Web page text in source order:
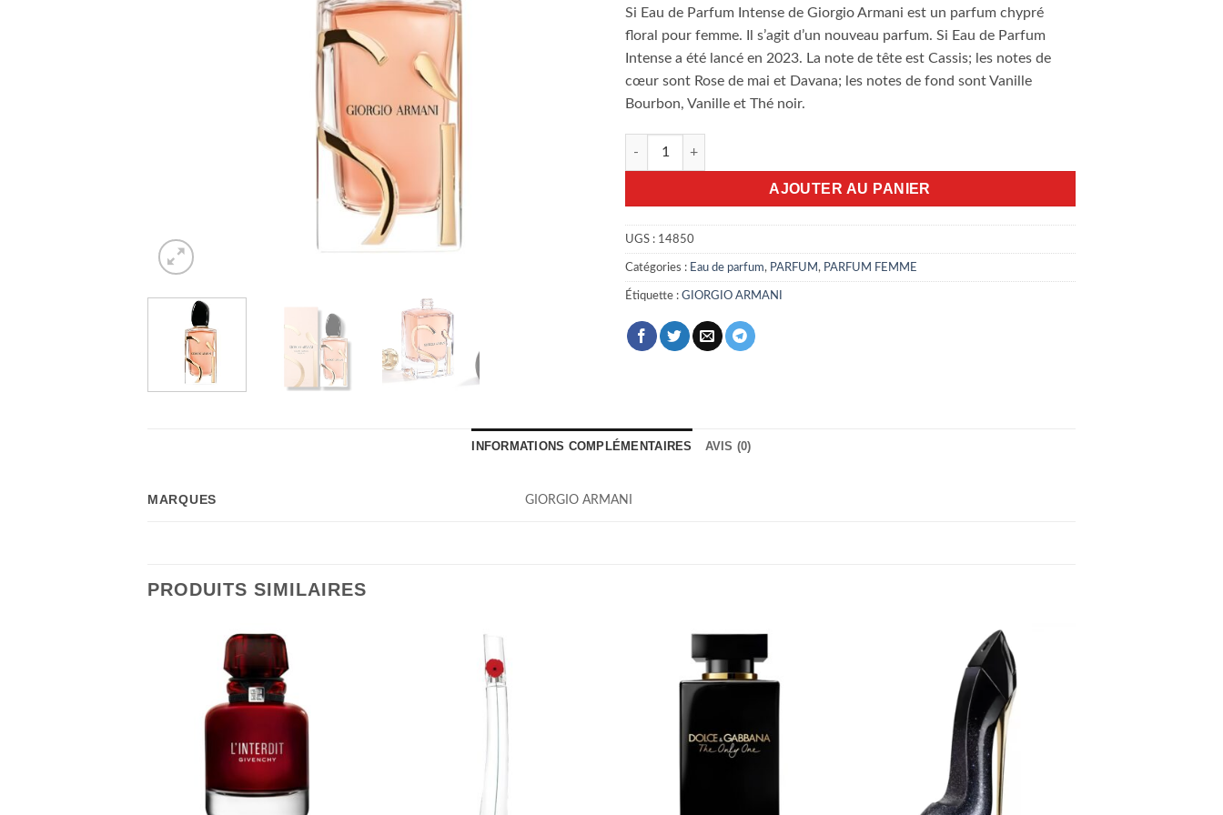
Si Eau de Parfum Intense de Giorgio Armani est un parfum chypré
floral pour femme. Il s’agit d’un nouveau parfum. Si Eau de Parfum
Intense a été lancé en 2023. La note de tête est Cassis; les notes de
cœur sont Rose de mai et Davana; les notes de fond sont Vanille
Bourbon, Vanille et Thé noir.
quantité de Si Eau de Parfum Intense 100ml
AJOUTER AU PANIER
UGS : 14850
Catégories : Eau de parfum, PARFUM , PARFUM FEMME
Étiquette : GIORGIO ARMANI
INFORMATIONS COMPLÉMENTAIRES AVIS (0)
MARQUES GIORGIO ARMANI
PRODUITS SIMILAIRES